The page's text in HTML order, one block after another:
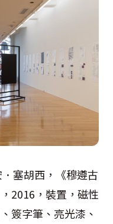
塞胡西，《穆遵古
2016，裝置，磁性
簽字筆、亮光漆、